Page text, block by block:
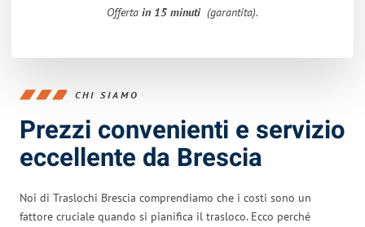
Offerta in 15 minuti (garantita).
CHI SIAMO
Prezzi convenienti e servizio
eccellente da Brescia
Noi di Traslochi Brescia comprendiamo che i costi sono un
fattore cruciale quando si pianifica il trasloco. Ecco perché